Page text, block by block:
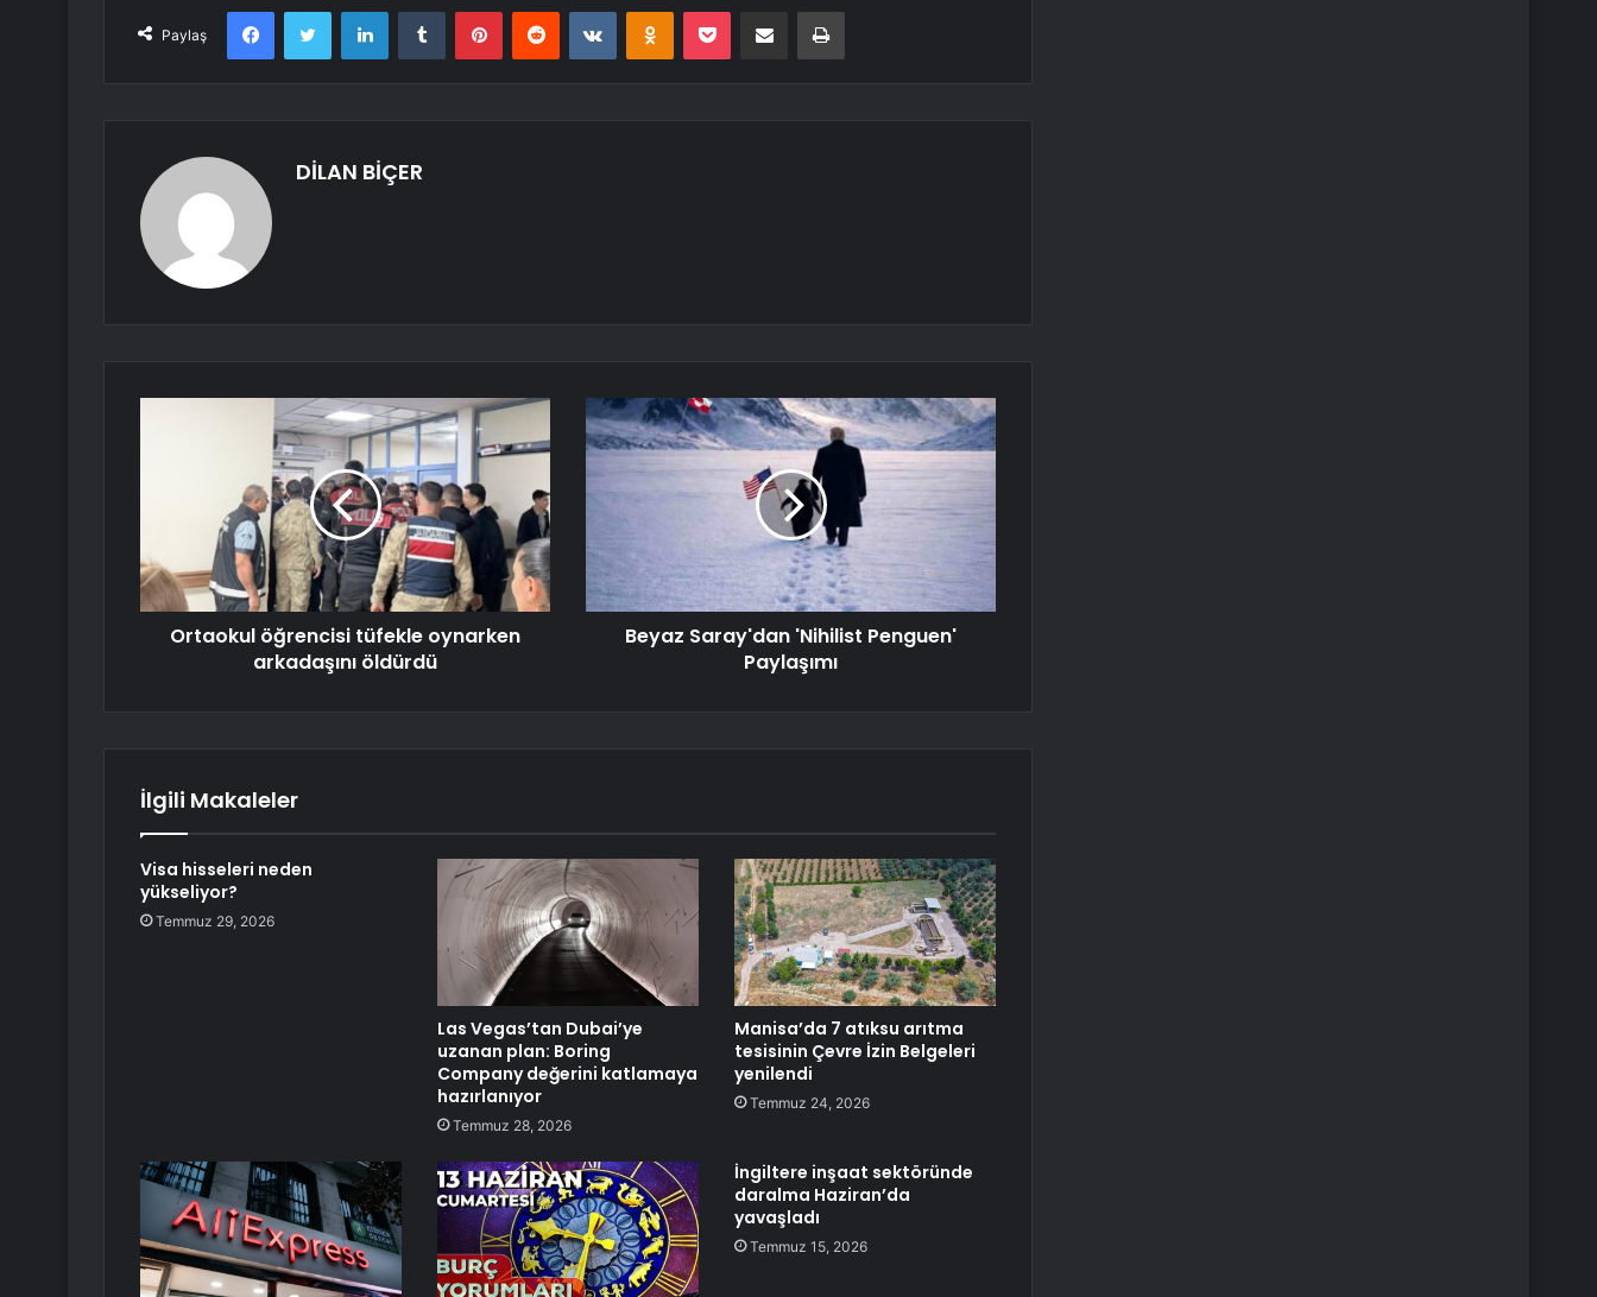
Paylaş
FacebookTwitter LinkedInTumblr PinterestReddit VKontakteOdnoklassniki
Pocket E-Posta ile paylaş Yazdır
DİLAN BİÇER
Ortaokul öğrencisi tüfekle oynarken
arkadaşını öldürdü
Beyaz Saray'dan 'Nihilist Penguen'
Paylaşımı
İlgili Makaleler
Visa hisseleri neden
yükseliyor?
Temmuz 29, 2026
Las Vegas’tan Dubai’ye
uzanan plan: Boring
Company değerini katlamaya
hazırlanıyor
Temmuz 28, 2026
Manisa’da 7 atıksu arıtma
tesisinin Çevre İzin Belgeleri
yenilendi
Temmuz 24, 2026
İngiltere inşaat sektöründe
daralma Haziran’da
yavaşladı
Temmuz 15, 2026